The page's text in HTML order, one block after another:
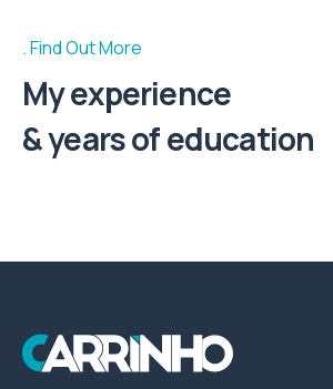
Find Out More
My experience
& years of education